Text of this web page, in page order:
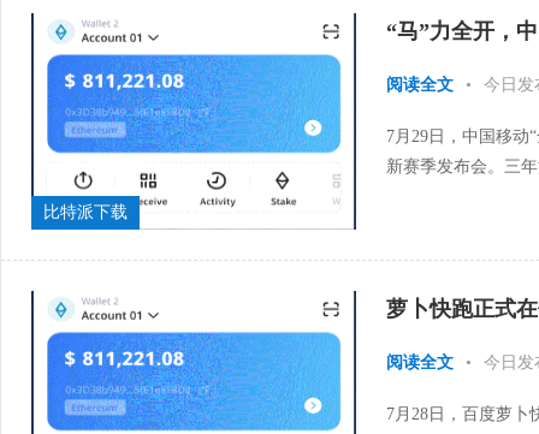
比特派下载
“马”力全开，
阅读全文 • 今日发
7月29日，中国移动
新赛季发布会。三
萝卜快跑正式
阅读全文 • 今日发
7月28日，百度萝卜